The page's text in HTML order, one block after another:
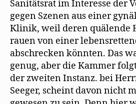
Sanitätsrat im Interesse der
gegen Szenen aus einer
Klinik, weil deren quälende
rauen von einer
abschrecken könnten. Das
genug, aber die Kammer
der zweiten Instanz. bei
Seeger, scheint davon nicht